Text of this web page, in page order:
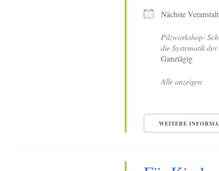
Nächste
Pilzworkshop-
die Systematik
Ganztägig
Alle anzeigen
WEITERE